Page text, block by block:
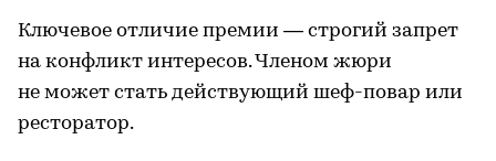
Ключевое отличие премии — строгий запрет
на конфликт интересов. Членом жюри
не может стать действующий шеф-повар или
ресторатор.